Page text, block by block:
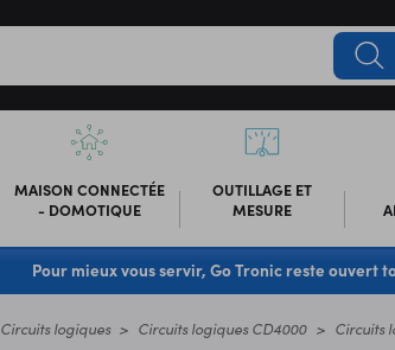
MAISON CONNECTÉE
- DOMOTIQUE
OUTILLAGE ET
MESURE
Pour mieux vous servir, Go Tronic reste ouvert
Circuits logiques Circuits logiques CD4000 Circuits